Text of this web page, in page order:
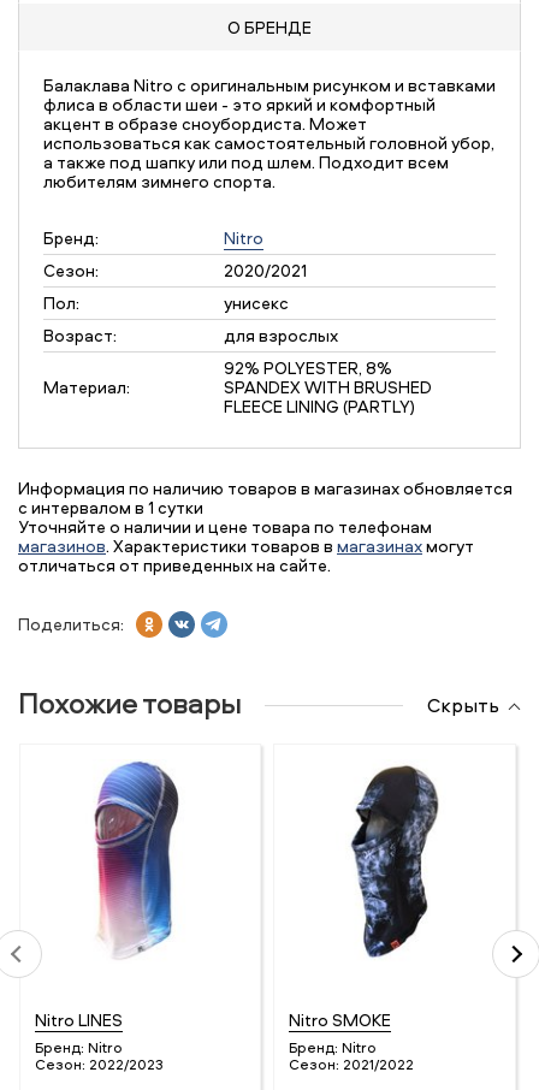
О БРЕНДЕ
Балаклава Nitro c оригинальным рисунком и вставками
флиса в области шеи - это яркий и комфортный
акцент в образе сноубордиста. Может
использоваться как самостоятельный головной убор,
а также под шапку или под шлем. Подходит всем
любителям зимнего спорта.
Бренд:
Nitro
Сезон:
2020/2021
Пол:
унисекс
Возраст:
для взрослых
Материал:
92% POLYESTER, 8%
SPANDEX WITH BRUSHED
FLEECE LINING (PARTLY)
Информация по наличию товаров в магазинах обновляется
с интервалом в 1 сутки
Уточняйте о наличии и цене товара по телефонам
магазинов. Характеристики товаров в магазинахмогут
отличаться от приведенных на сайте.
Поделиться:
Похожие товары Скрыть
Nitro LINES
Бренд: Nitro
Сезон: 2022/2023
Nitro SMOKE
Бренд: Nitro
Сезон: 2021/2022